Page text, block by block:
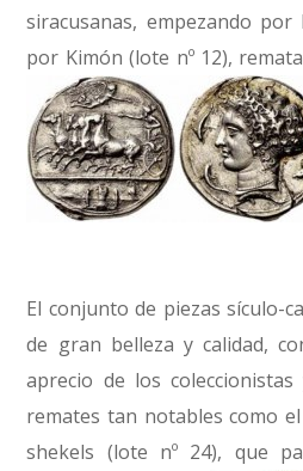
siracusanas, empezando por
por Kimón (lote nº 12),
El conjunto de piezas sículo-
de gran belleza y calidad,
aprecio de los
remates tan notables como
shekels (lote nº 24), que